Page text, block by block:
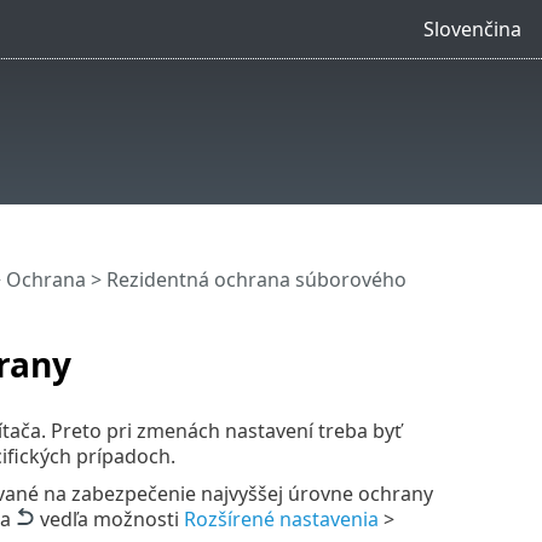
Slovenčina
Ochrana > Rezidentná ochrana súborového
Preto pri zmenách nastavení treba byť
prípadoch.
na zabezpečenie najvyššej úrovne ochrany
vedľa možnosti Rozšírené nastavenia >